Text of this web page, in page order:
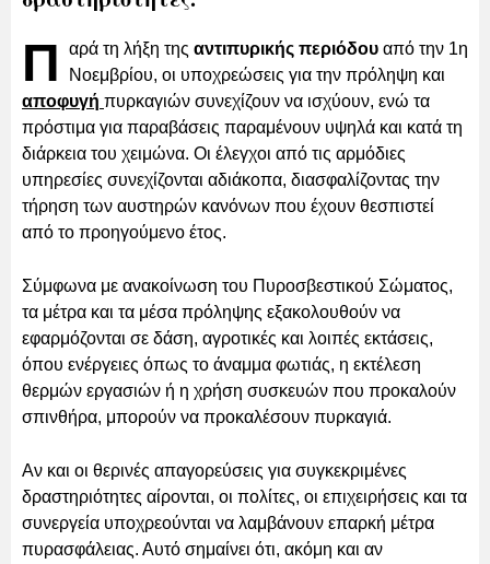
Π αρά τη λήξη της αντιπυρικής περιόδου από την 1η
Νοεμβρίου, οι υποχρεώσεις για την πρόληψη και
αποφυγή πυρκαγιών συνεχίζουν να ισχύουν, ενώ τα
πρόστιμα για παραβάσεις παραμένουν υψηλά και κατά τη
διάρκεια του χειμώνα. Οι έλεγχοι από τις αρμόδιες
υπηρεσίες συνεχίζονται αδιάκοπα, διασφαλίζοντας την
τήρηση των αυστηρών κανόνων που έχουν θεσπιστεί
από το προηγούμενο έτος.
Σύμφωνα με ανακοίνωση του Πυροσβεστικού Σώματος,
τα μέτρα και τα μέσα πρόληψης εξακολουθούν να
εφαρμόζονται σε δάση, αγροτικές και λοιπές εκτάσεις,
όπου ενέργειες όπως το άναμμα φωτιάς, η εκτέλεση
θερμών εργασιών ή η χρήση συσκευών που προκαλούν
σπινθήρα, μπορούν να προκαλέσουν πυρκαγιά.
Αν και οι θερινές απαγορεύσεις για συγκεκριμένες
δραστηριότητες αίρονται, οι πολίτες, οι επιχειρήσεις και τα
συνεργεία υποχρεούνται να λαμβάνουν επαρκή μέτρα
πυρασφάλειας. Αυτό σημαίνει ότι, ακόμη και αν